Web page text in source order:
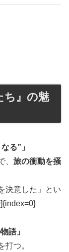
ち』の魅
る”」
、 旅の衝動を掻
決意した」とい
語」
打つ。